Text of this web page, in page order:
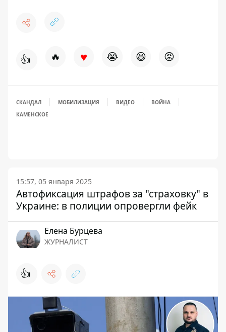
👍 🔥 ♥ 😭 😆 😡
СКАНДАЛ МОБИЛИЗАЦИЯ ВИДЕО
ВОЙНА
КАМЕНСКОЕ
15:57, 05 января 2025
Автофиксация штрафов за "страховку" в
Украине: в полиции опровергли фейк
Елена Бурцева
ЖУРНАЛИСТ
👍